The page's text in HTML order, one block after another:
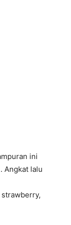
ini
Angkat lalu